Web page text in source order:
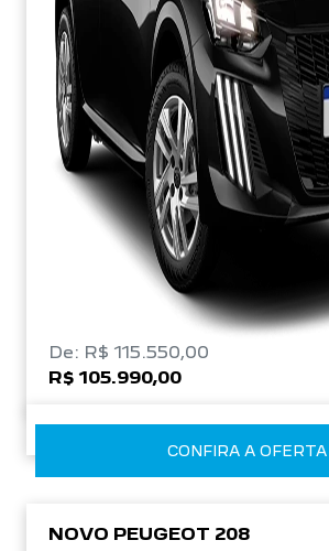
De: R$ 115.550,00
R$ 105.990,00
CONFIRA A OFERTA
NOVO PEUGEOT 208